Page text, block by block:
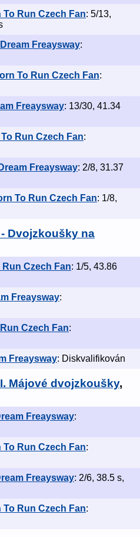
Run Czech Fan: 5/13,
Freaysway:
To Run Czech Fan:
Freaysway: 13/30, 41.34
Run Czech Fan:
Freaysway: 2/8, 31.37
To Run Czech Fan: 1/8,
Dvojzkoušky na
Czech Fan: 1/5, 43.86
Freaysway:
Czech Fan:
Freaysway: Diskvalifikován
Májové dvojzkoušky,
Freaysway:
Run Czech Fan:
Freaysway: 2/6, 38.5 s,
Run Czech Fan: